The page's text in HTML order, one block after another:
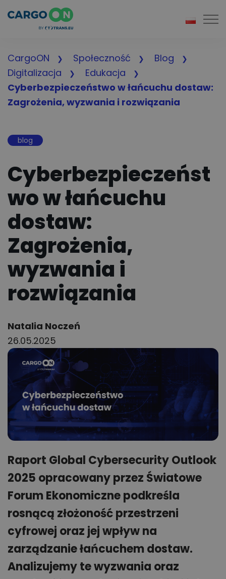
CargoON Społeczność
Blog
Digitalizacja
Edukacja
Cyberbezpieczeństwo w łańcuchu dostaw:
Zagrożenia, wyzwania i rozwiązania
blog
Cyberbezpieczeńst
wo w łańcuchu
dostaw:
Zagrożenia,
wyzwania i
rozwiązania
Author:
Natalia Noczeń
26.05.2025
Raport Global Cybersecurity Outlook
2025 opracowany przez Światowe
Forum Ekonomiczne podkreśla
rosnącą złożoność przestrzeni
cyfrowej oraz jej wpływ na
zarządzanie łańcuchem dostaw.
Analizujemy te wyzwania oraz